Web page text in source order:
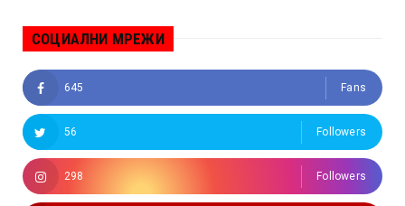
СОЦИАЛНИ МРЕЖИ
645 Fans
56 Followers
298 Followers